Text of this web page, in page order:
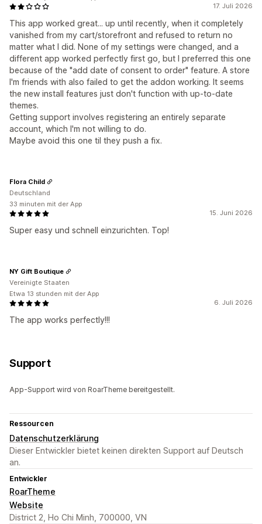
17. Juli 2026
This app worked great... up until recently, when it completely
vanished from my cart/storefront and refused to return no
matter what I did. None of my settings were changed, and a
different app worked perfectly first go, but I preferred this one
because of the "add date of consent to order" feature. A store
I'm friends with also failed to get the addon working. It seems
the new install features just don't function with up-to-date
themes.
Getting support involves registering an entirely separate
account, which I'm not willing to do.
Maybe avoid this one til they push a fix.
15. Juni 2026
Super easy und schnell einzurichten. Top!
Flora Child
Deutschland
33 minuten mit der App
6. Juli 2026
The app works perfectly!!!
NY Gift Boutique
Vereinigte Staaten
Etwa 13 stunden mit der App
Support
App-Support wird von RoarTheme bereitgestellt.
Ressourcen
Datenschutzerklärung
Dieser Entwickler bietet keinen direkten Support auf Deutsch
an.
Entwickler
RoarTheme
Website
District 2, Ho Chi Minh, 700000, VN